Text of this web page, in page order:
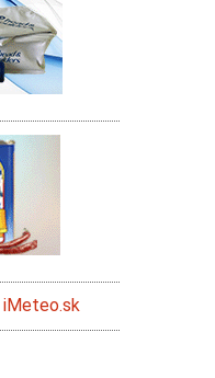
iMeteo.sk